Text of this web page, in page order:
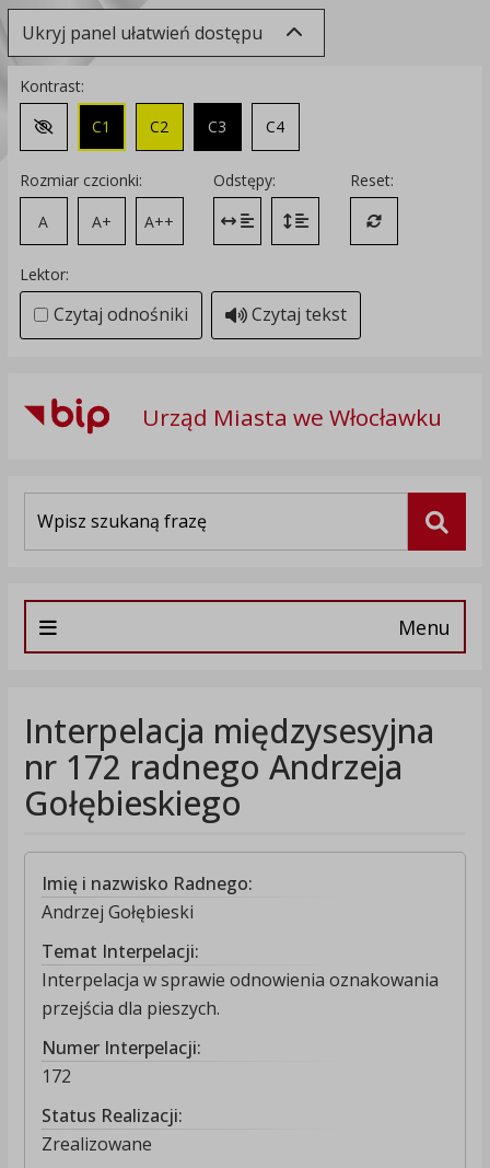
Ukryj panel ułatwień dostępu
Kontrast:
Zmień kontrast na domyślny
C1 C2 C3 C4
Rozmiar czcionki:
A
A+ A++
Odstępy:
Zmień odstęp między literami
Zmień interlinię i margines
Reset:
Przywróć
Lektor:
Czytaj odnośniki Czytaj tekst
Urząd Miasta we Włocławku
Menu
Interpelacja międzysesyjna
nr 172 radnego Andrzeja
Gołębieskiego
Imię i nazwisko Radnego:
Andrzej Gołębieski
Temat Interpelacji:
Interpelacja w sprawie odnowienia oznakowania
przejścia dla pieszych.
Numer Interpelacji:
172
Status Realizacji:
Zrealizowane